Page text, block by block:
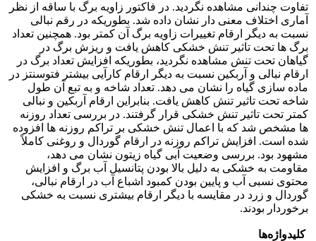
تفاوت چندانی مشاهده نگردید. در فاکتور زاویه برگ با ساقه از نظر
آماری اختلاف معنی دار نشان داده شد. بطوریکه در رقم نبالی
نسبت به دیگر ارقام تغییرات زاویه برگ آن کمتر بود. همچنین تعداد
برگ ها تحت تاثیر تنش خشکی کاهش یافت و ریزش برگ در
گیاهان تحت تنش مشاهده نگردید، بطوریکه افزایش تعداد برگ در
ارقام نبالی و آربکین نسبت به دیگر ارقام کارآیی بیشتر فتوسنتز در
ماده سازی گیاه را نشان می دهد. تعداد شاخه و به تبع آن طول
شاخه تحت تاثیر تنش کاهش یافت. بنابراین ارقام آربکین و نبالی
کمتر تحت تاثیر تنش خشکی قرار گرفتند. در بررسی تعداد روزنه
ها مشخص شد که با اعمال تنش خشکی بر تراکم روزنه ها افزوده
شده است. افزایش تراکم روزنه در ارقام گوردال و روغنی کاملاً
مشهود بود. بررسی وضعیت آبی گیاه زیتون نشان می دهد،
مقاومت به خشکی به دلیل بالا بودن پتانسیل آب برگ و افزایش
محتوی نسبی آب و پایین بودن کمبود اشباع آب در ارقام نبالی،
گوردال و زرد در مقایسه با دیگر ارقام بیشتری نسبت به خشکی
برخوردار بودند.
کلیدواژه‌ها